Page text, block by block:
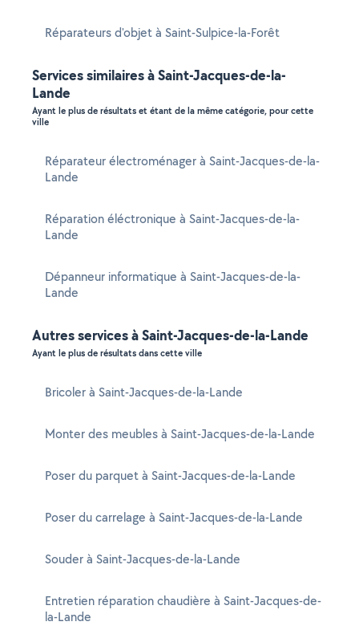
Réparateurs d'objet à Saint-Sulpice-la-Forêt
Services similaires à Saint-Jacques-de-la-
Lande
Ayant le plus de résultats et étant de la même catégorie, pour cette
ville
Réparateur électroménager à Saint-Jacques-de-la-
Lande
Réparation éléctronique à Saint-Jacques-de-la-
Lande
Dépanneur informatique à Saint-Jacques-de-la-
Lande
Autres services à Saint-Jacques-de-la-Lande
Ayant le plus de résultats dans cette ville
Bricoler à Saint-Jacques-de-la-Lande
Monter des meubles à Saint-Jacques-de-la-Lande
Poser du parquet à Saint-Jacques-de-la-Lande
Poser du carrelage à Saint-Jacques-de-la-Lande
Souder à Saint-Jacques-de-la-Lande
Entretien réparation chaudière à Saint-Jacques-de-
la-Lande